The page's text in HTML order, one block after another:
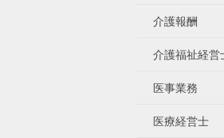
介護報酬
介護福祉経営
医事業務
医療経営士